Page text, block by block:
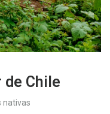
de Chile
nativas